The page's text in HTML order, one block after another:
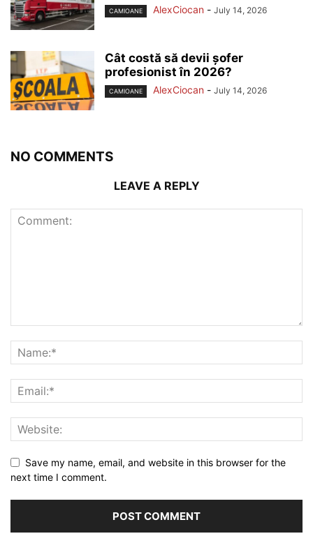
CAMIOANE AlexCiocan - July 14, 2026
Cât costă să devii șofer
profesionist în 2026?
CAMIOANE AlexCiocan - July 14, 2026
NO COMMENTS
LEAVE A REPLY
Save my name, email, and website in this browser for the
next time I comment.